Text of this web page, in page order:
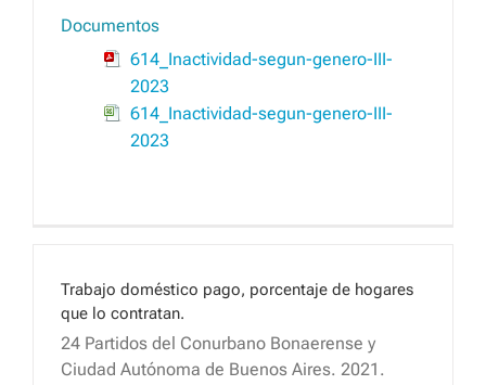
Documentos
614_Inactividad-segun-genero-III-
2023
614_Inactividad-segun-genero-III-
2023
Trabajo doméstico pago, porcentaje de hogares
que lo contratan.
24 Partidos del Conurbano Bonaerense y
Ciudad Autónoma de Buenos Aires. 2021.